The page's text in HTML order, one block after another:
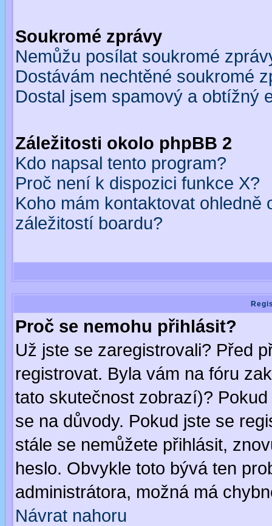
Soukromé zprávy
Nemůžu posílat soukromé
Dostávám nechtěné soukromé
Dostal jsem spamový a obtížný
Záležitosti okolo phpBB 2
Kdo napsal tento program?
Proč není k dispozici funkce X?
Koho mám kontaktovat
záležitostí boardu?
Proč se nemohu přihlásit?
Už jste se zaregistrovali? Před
registrovat. Byla vám na fóru
tato skutečnost zobrazí)?
se na důvody. Pokud jste se
stále se nemůžete přihlásit,
heslo. Obvykle toto bývá ten
administrátora, možná má
Návrat nahoru